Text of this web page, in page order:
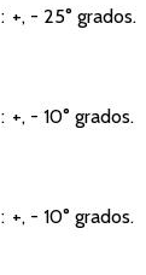
: +, - 25° grados.
: +, - 10° grados.
: +, - 10° grados.